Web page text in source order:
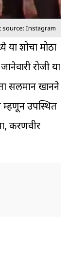
source: Instagram
या शोचा मोठा
रोजी या
सलमान खानने
म्हणून उपस्थित
करणवीर